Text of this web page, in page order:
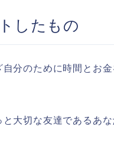
したもの
分のために時間とお
大切な友達であるあ